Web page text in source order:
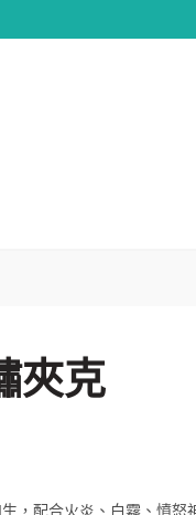
夾克
，配合火炎、白霧、憤